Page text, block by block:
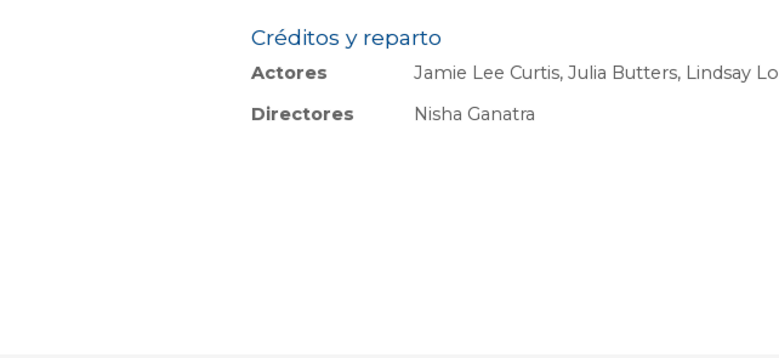
Créditos y reparto
Actores
Jamie Lee Curtis, Julia Butters, Lindsay
Directores
Nisha Ganatra